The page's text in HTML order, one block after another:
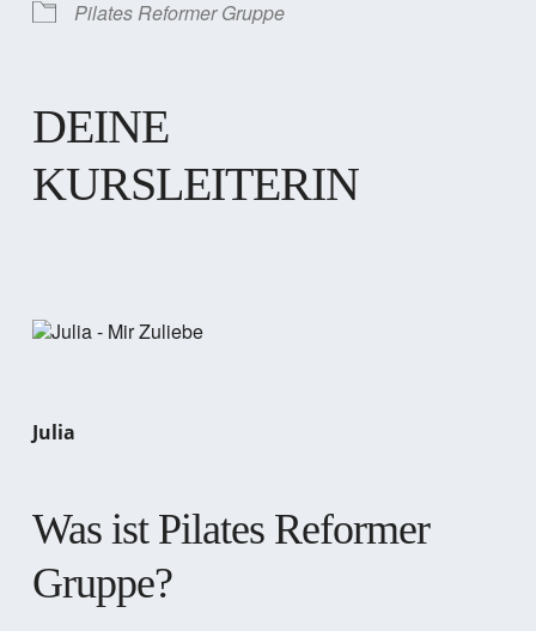
Pilates Reformer Gruppe
DEINE
KURSLEITERIN
Julia
Was ist Pilates Reformer
Gruppe?